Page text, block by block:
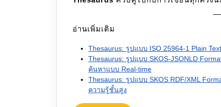
อ่านเพิ่มเติม
Thesaurus: รูปแบบ ISO 25964-1 Plain
Thesaurus: รูปแบบ SKOS-JSONLD
ค้นหาแบบ Real-time
Thesaurus: รูปแบบ SKOS RDF/XML
ความรู้ชั้นสูง